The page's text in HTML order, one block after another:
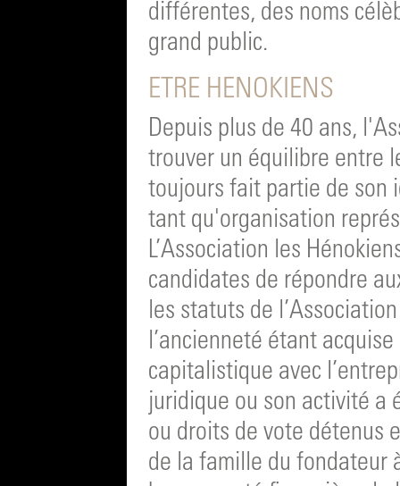
différentes, des noms
grand public.
ETRE HENOKIENS
Depuis plus de 40 ans,
trouver un équilibre entre
toujours fait partie de son
tant qu'organisation
L’Association les
candidates de répondre
les statuts de
l’ancienneté étant
capitalistique avec
juridique ou son activité a
ou droits de vote détenus
de la famille du fondateur